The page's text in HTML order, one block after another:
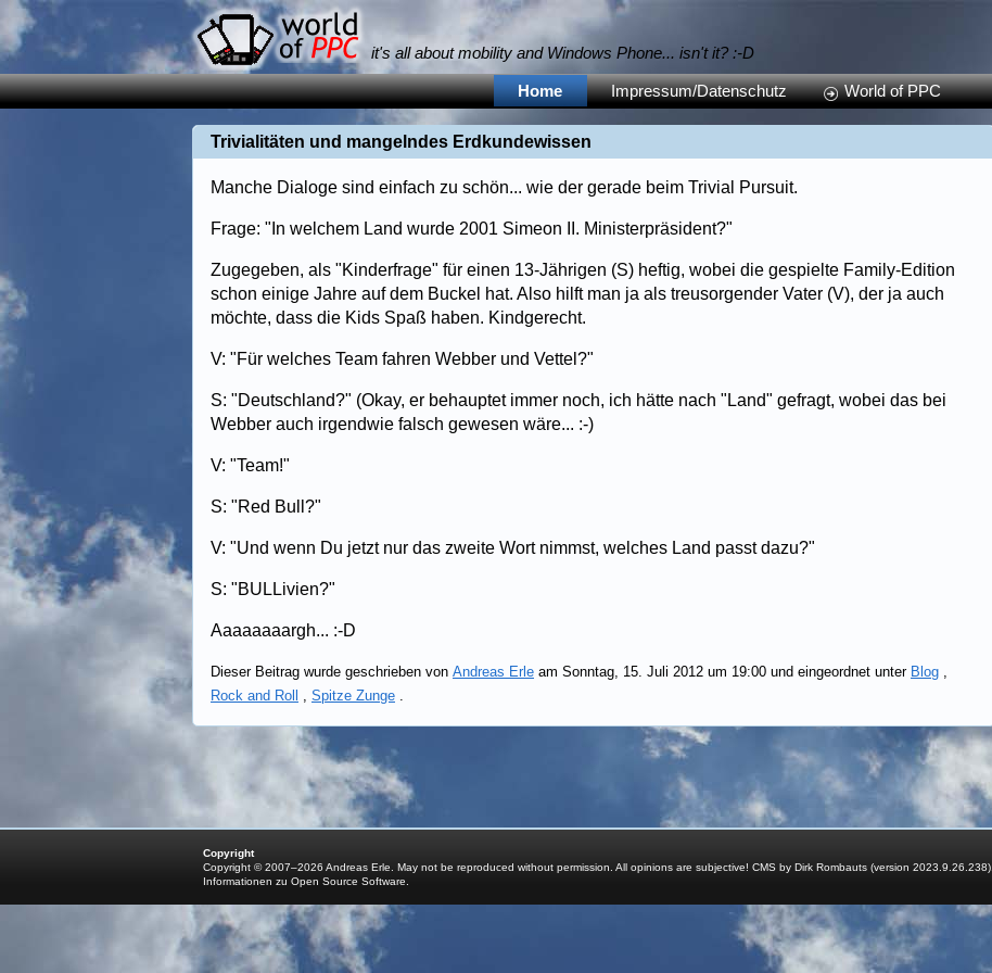
it's all about mobility and Windows Phone... isn't it? :-D
Home Impressum/Datenschutz World of PPC
Trivialitäten und mangelndes Erdkundewissen
Manche Dialoge sind einfach zu schön... wie der gerade beim Trivial Pursuit.
Frage: "In welchem Land wurde 2001 Simeon II. Ministerpräsident?"
Zugegeben, als "Kinderfrage" für einen 13-Jährigen (S) heftig, wobei die gespielte Family-Edition
schon einige Jahre auf dem Buckel hat. Also hilft man ja als treusorgender Vater (V), der ja auch
möchte, dass die Kids Spaß haben. Kindgerecht.
V: "Für welches Team fahren Webber und Vettel?"
S: "Deutschland?" (Okay, er behauptet immer noch, ich hätte nach "Land" gefragt, wobei das bei
Webber auch irgendwie falsch gewesen wäre... :-)
V: "Team!"
S: "Red Bull?"
V: "Und wenn Du jetzt nur das zweite Wort nimmst, welches Land passt dazu?"
S: "BULLivien?"
Aaaaaaaargh... :-D
Dieser Beitrag wurde geschrieben von Andreas Erle am Sonntag, 15. Juli 2012 um 19:00 und eingeordnet unter Blog ,
Rock and Roll
, Spitze Zunge .
Copyright
Copyright © 2007–2026 Andreas Erle. May not be reproduced without permission. All opinions are subjective! CMS by Dirk Rombauts (version 2023.9.26.238).
Informationen zu Open Source Software